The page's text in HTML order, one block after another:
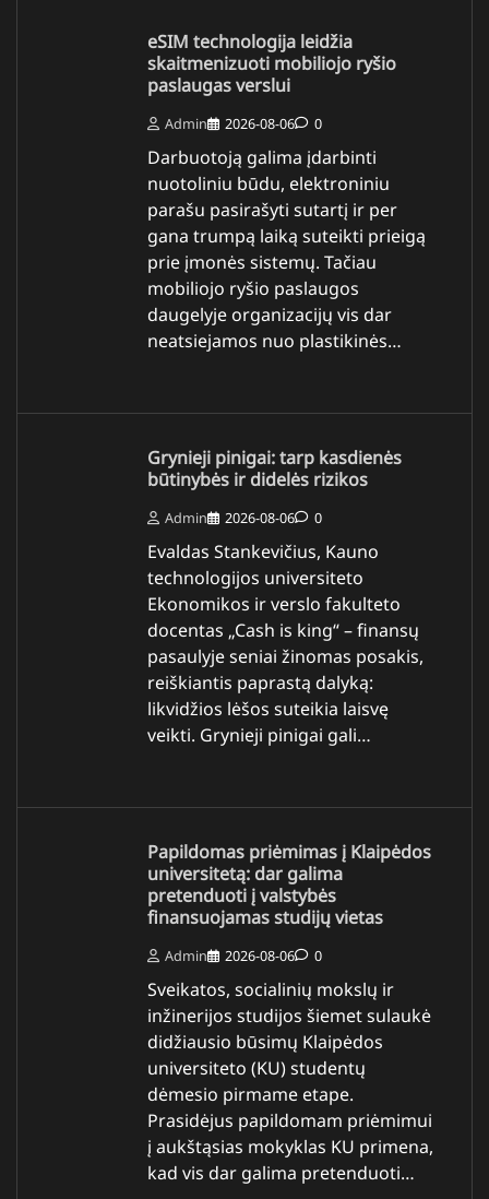
eSIM technologija leidžia
skaitmenizuoti mobiliojo ryšio
paslaugas verslui
Admin 2026-08-06 0
Darbuotoją galima įdarbinti
nuotoliniu būdu, elektroniniu
parašu pasirašyti sutartį ir per
gana trumpą laiką suteikti prieigą
prie įmonės sistemų. Tačiau
mobiliojo ryšio paslaugos
daugelyje organizacijų vis dar
neatsiejamos nuo plastikinės…
Grynieji pinigai: tarp kasdienės
būtinybės ir didelės rizikos
Admin 2026-08-06 0
Evaldas Stankevičius, Kauno
technologijos universiteto
Ekonomikos ir verslo fakulteto
docentas „Cash is king“ – finansų
pasaulyje seniai žinomas posakis,
reiškiantis paprastą dalyką:
likvidžios lėšos suteikia laisvę
veikti. Grynieji pinigai gali…
Papildomas priėmimas į Klaipėdos
universitetą: dar galima
pretenduoti į valstybės
finansuojamas studijų vietas
Admin 2026-08-06 0
Sveikatos, socialinių mokslų ir
inžinerijos studijos šiemet sulaukė
didžiausio būsimų Klaipėdos
universiteto (KU) studentų
dėmesio pirmame etape.
Prasidėjus papildomam priėmimui
į aukštąsias mokyklas KU primena,
kad vis dar galima pretenduoti…